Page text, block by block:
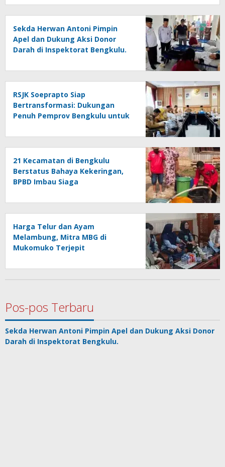
Sekda Herwan Antoni Pimpin
Apel dan Dukung Aksi Donor
Darah di Inspektorat Bengkulu.
RSJK Soeprapto Siap
Bertransformasi: Dukungan
Penuh Pemprov Bengkulu untuk
21 Kecamatan di Bengkulu
Berstatus Bahaya Kekeringan,
BPBD Imbau Siaga
Harga Telur dan Ayam
Melambung, Mitra MBG di
Mukomuko Terjepit
Pos-pos Terbaru
Sekda Herwan Antoni Pimpin Apel dan Dukung Aksi Donor
Darah di Inspektorat Bengkulu.